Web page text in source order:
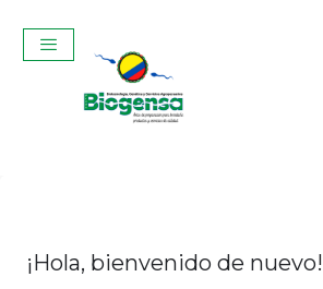
¡Hola, bienvenido de nuevo!